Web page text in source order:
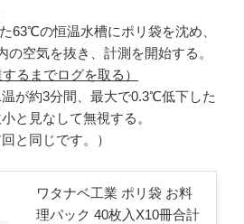
63℃の恒温水槽にポリ袋を沈め、
の空気を抜き、計測を開始する。
るまでログを取る）
が約3分間、最大で0.3℃低下した
と見なして無視する。
と同じです。）
ワタナベ工業 ポリ袋 お料
理パック 40枚入X10冊合計